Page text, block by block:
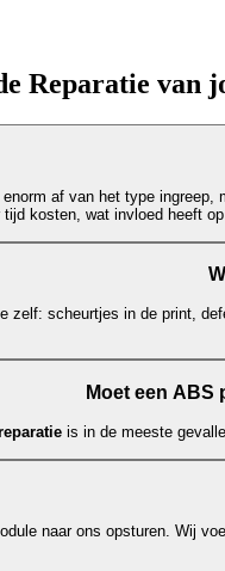
Reparatie van
af van het type
tijd kosten, wat invloed heeft
zelf: scheurtjes in de print,
Moet een ABS
is in de meeste
naar ons opsturen. Wij